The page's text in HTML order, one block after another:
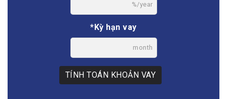
%/year
*Kỳ hạn vay
month
TÍNH TOÁN KHOẢN VAY